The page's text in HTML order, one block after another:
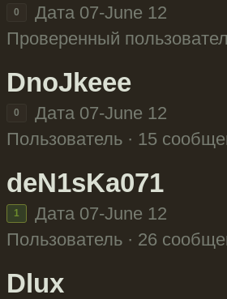
0
Дата 07-June 12
Проверенный
DnoJkeee
0
Дата 07-June 12
Пользователь · 15
deN1sKa071
1
Дата 07-June 12
Пользователь · 26
Dlux